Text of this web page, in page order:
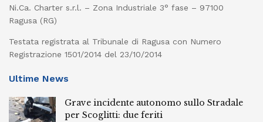
Ni.Ca. Charter s.r.l. – Zona Industriale 3° fase – 97100
Ragusa (RG)
Testata registrata al Tribunale di Ragusa con Numero
Registrazione 1501/2014 del 23/10/2014
Ultime News
Grave incidente autonomo sullo Stradale
per Scoglitti: due feriti